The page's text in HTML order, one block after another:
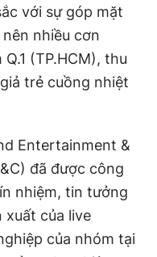
với sự góp mặt
nhiều cơn
(TP.HCM), thu
trẻ cuồng nhiệt
Entertainment &
đã được công
nhiệm, tin tưởng
xuất của live
của nhóm tại